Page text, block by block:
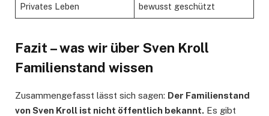
Privates Leben bewusst geschützt
Fazit – was wir über Sven Kroll
Familienstand wissen
Zusammengefasst lässt sich sagen: Der Familienstand
von Sven Kroll ist nicht öffentlich bekannt. Es gibt